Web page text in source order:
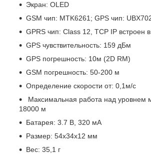
Экран: OLED
GSM чип: MTK6261; GPS чип:
GPRS чип: Class 12, TCP IP встроен
GPS чувствительность: 159 дБм
GPS погрешность: 10м (2D RM)
GSM погрешность: 50-200 м
Определение скорости от: 0,1м/с
Максимальная работа над уровнем
18000 м
Батарея: 3.7 В, 320 мА
Размер: 54х34х12 мм
Вес: 35,1 г